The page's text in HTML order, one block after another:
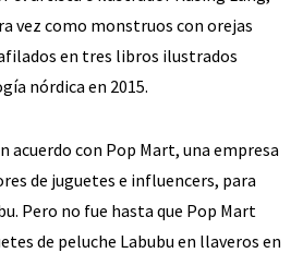
vez como monstruos con orejas
en tres libros ilustrados
nórdica en 2015.
acuerdo con Pop Mart, una empresa
de juguetes e influencers, para
Pero no fue hasta que Pop Mart
de peluche Labubu en llaveros en